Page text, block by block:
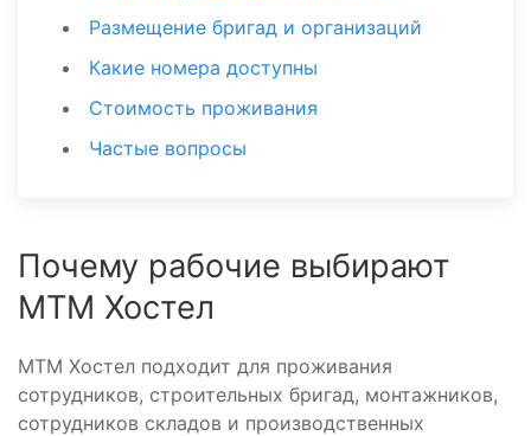
Размещение бригад и организаций
Какие номера доступны
Стоимость проживания
Частые вопросы
Почему рабочие выбирают
МТМ Хостел
МТМ Хостел подходит для проживания
сотрудников, строительных бригад, монтажников,
сотрудников складов и производственных